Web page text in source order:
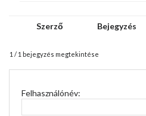
Szerző Bejegyzés
1 / 1 bejegyzés megtekintése
Felhasználónév: